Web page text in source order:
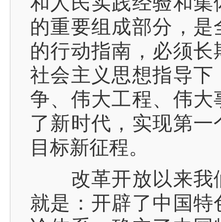
的重要组成部分，
的行动指南，必须
社会主义思想指导
争、伟大工程、伟
了新时代，实现第
目标新征程。
改革开放以来我
就是：开辟了中国